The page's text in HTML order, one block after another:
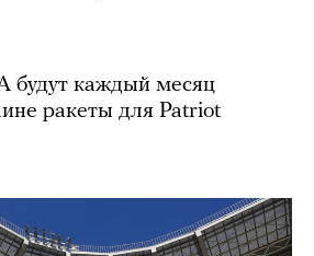
будут каждый месяц
ракеты для Patriot